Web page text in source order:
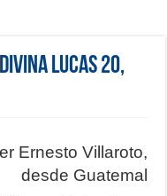
Lucas 20,
Ernesto Villaroto,
desde Guatemal